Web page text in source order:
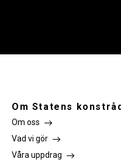
Om Statens
Om oss
Vad vi gör
Våra uppdrag